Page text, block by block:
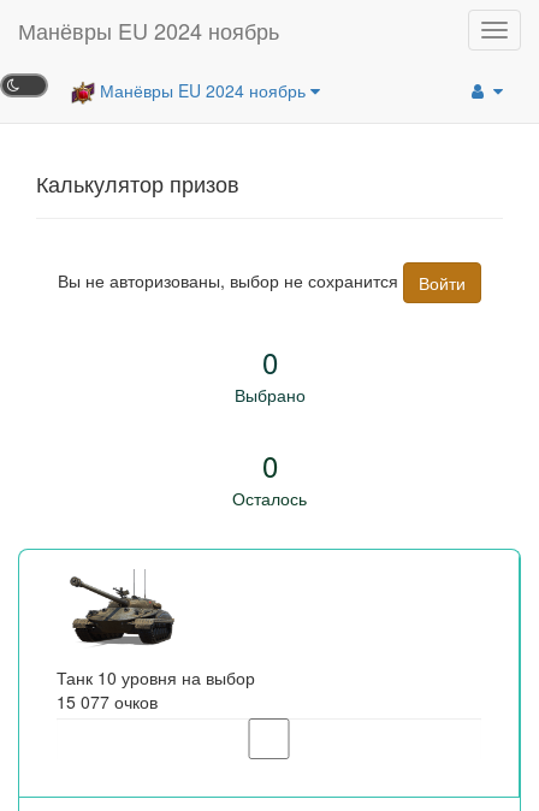
Манёвры EU 2024 ноябрь
Манёвры EU 2024 ноябрь
Калькулятор призов
Вы не авторизованы, выбор не сохранится Войти
0
Выбрано
0
Осталось
Танк 10 уровня на выбор
15 077 очков